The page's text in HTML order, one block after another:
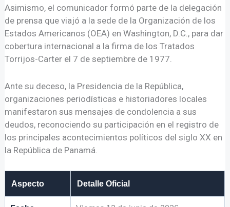
Asimismo, el comunicador formó parte de la delegación
de prensa que viajó a la sede de la Organización de los
Estados Americanos (OEA) en Washington, D.C., para dar
cobertura internacional a la firma de los Tratados
Torrijos-Carter el 7 de septiembre de 1977.
Ante su deceso, la Presidencia de la República,
organizaciones periodísticas e historiadores locales
manifestaron sus mensajes de condolencia a sus
deudos, reconociendo su participación en el registro de
los principales acontecimientos políticos del siglo XX en
la República de Panamá.
Aspecto Detalle Oficial